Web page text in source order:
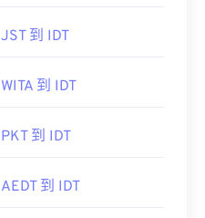
JST 到 IDT
WITA 到 IDT
PKT 到 IDT
AEDT 到 IDT